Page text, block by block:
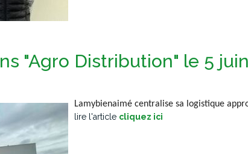
"Agro Distribution" le 5 juin
Lamybienaimé centralise sa logistique
lire l'article cliquez ici